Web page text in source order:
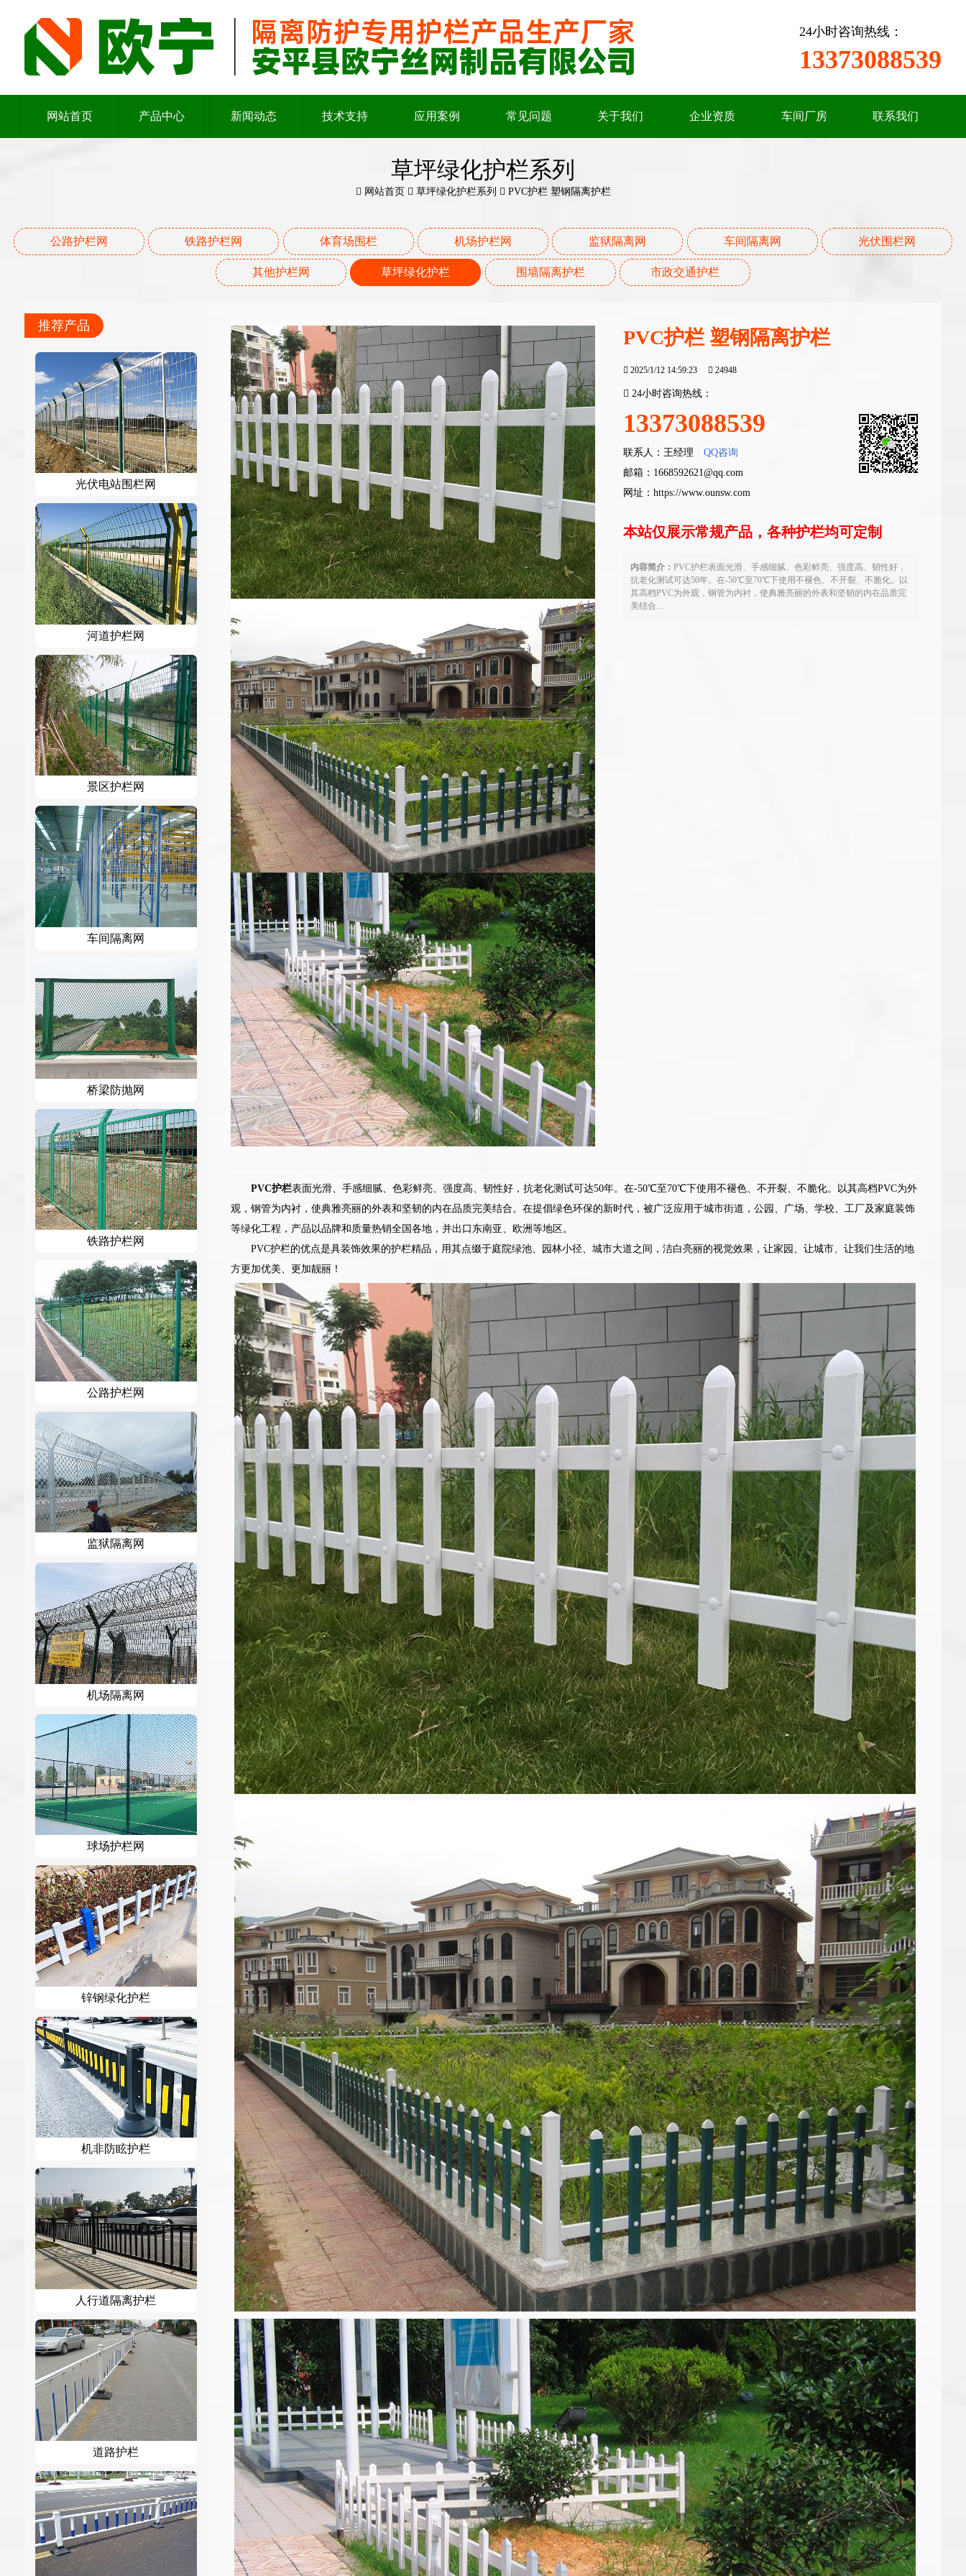
24小时咨询热线：
13373088539
网站首页 产品中心 新闻动态 技术支持 应用案例 常见问题 关于我们 企业资质 车间厂房 联系我们
草坪绿化护栏系列
网站首页 草坪绿化护栏系列 PVC护栏 塑钢隔离护栏
公路护栏网 铁路护栏网 体育场围栏 机场护栏网 监狱隔离网 车间隔离网 光伏围栏网
其他护栏网 草坪绿化护栏 围墙隔离护栏 市政交通护栏
推荐产品
光伏电站围栏网
河道护栏网
景区护栏网
车间隔离网
桥梁防抛网
铁路护栏网
公路护栏网
监狱隔离网
机场隔离网
球场护栏网
锌钢绿化护栏
机非防眩护栏
人行道隔离护栏
道路护栏
PVC护栏 塑钢隔离护栏
2025/1/12 14:59:23 24948
24小时咨询热线：
13373088539
联系人：王经理
QQ咨询
邮箱：1668592621@qq.com
网址： https://www.ounsw.com
本站仅展示常规产品，各种护栏均可定制
内容简介： PVC护栏表面光滑、手感细腻、色彩鲜亮、强度高、韧性好，
抗老化测试可达50年。在-50℃至70℃下使用不褪色、不开裂、不脆化。以
其高档PVC为外观，钢管为内衬，使典雅亮丽的外表和坚韧的内在品质完
美结合...
PVC护栏表面光滑、手感细腻、色彩鲜亮、强度高、韧性好，抗老化测试可达50年。在-50℃至70℃下使用不褪色、不开裂、不脆化。以其高档PVC为外
观，钢管为内衬，使典雅亮丽的外表和坚韧的内在品质完美结合。在提倡绿色环保的新时代，被广泛应用于城市街道，公园、广场、学校、工厂及家庭装饰
等绿化工程，产品以品牌和质量热销全国各地，并出口东南亚、欧洲等地区。
PVC护栏的优点是具装饰效果的护栏精品，用其点缀于庭院绿池、园林小径、城市大道之间，洁白亮丽的视觉效果，让家园、让城市、让我们生活的地
方更加优美、更加靓丽！